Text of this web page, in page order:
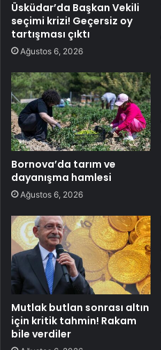
Üsküdar’da Başkan Vekili
seçimi krizi! Geçersiz oy
tartışması çıktı
Ağustos 6, 2026
Bornova’da tarım ve
dayanışma hamlesi
Ağustos 6, 2026
Mutlak butlan sonrası altın
için kritik tahmin! Rakam
bile verdiler